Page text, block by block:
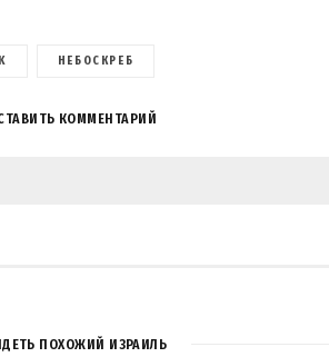
НЕБОСКРЕБ
КОММЕНТАРИЙ
2КОММЕНТАРИЯ
ПОХОЖИЙ ИЗРАИЛЬ